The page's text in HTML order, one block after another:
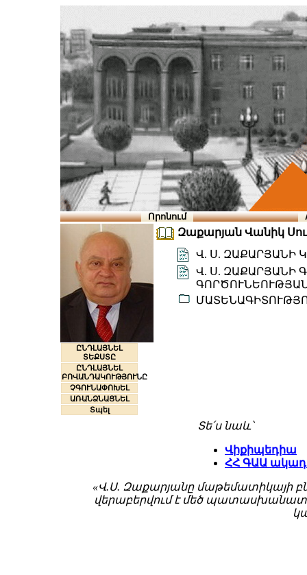
Որոնում
ԸՆԴԼԱՅՆԵԼ
ՏԵՔՍՏԸ
ԸՆԴԼԱՅՆԵԼ
ԲՈՎԱՆԴԱԿՈՒԹՅՈՒՆԸ
ՉԳՈՒՆԱՓՈԽԵԼ
ԱՌԱՆՁՆԱՑՆԵԼ
Տպել
Զաքարյան Վանիկ
Վ. Ս. ԶԱՔԱՐՅԱՆԻ
Վ. Ս. ԶԱՔԱՐՅԱՆԻ
Տե՛ս նաև՝
Վիքիպեդիա
ՀՀ ԳԱԱ
«Վ.Ս. Զաքարյանը մաթեմատիկայի
վերաբերվում է մեծ